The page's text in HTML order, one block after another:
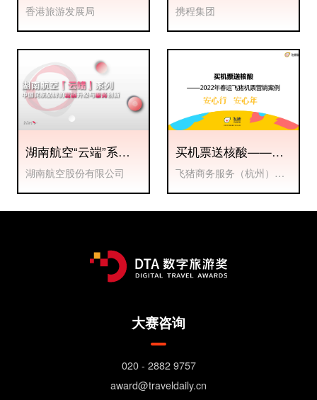
大城小区」西九龙地
区游社媒推广项目
香港旅游发展局
者大会
携程集团
湖南航空“云端”系列
湘式服务
湖南航空股份有限公司
买机票送核酸——
2022年春运飞猪机票
营销案例
飞猪商务服务（杭州）有
大赛咨询
020 - 2882 9757
award@traveldaily.cn